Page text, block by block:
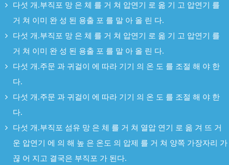
다섯 개.부직포 망 은 체 를 거 쳐 압연기 로 옮 기 고 압연기 를
거 쳐 이미 완 성 된 용출 포 를 말 아 올 린 다.
다섯 개.부직포 망 은 체 를 거 쳐 압연기 로 옮 기 고 압연기 를
거 쳐 이미 완 성 된 용출 포 를 말 아 올 린 다.
다섯 개.주문 과 귀걸이 에 따라 기기 의 온 도 를 조절 해 야 한
다.
다섯 개.주문 과 귀걸이 에 따라 기기 의 온 도 를 조절 해 야 한
다.
다섯 개.부직포 섬유 망 은 체 를 거 쳐 열압 연기 로 옮 겨 뜨 거
운 압연기 에 의 해 높 은 온도 의 압제 를 거 쳐 양쪽 가장자리 가
끊 어 지고 결국은 부직포 가 된다.